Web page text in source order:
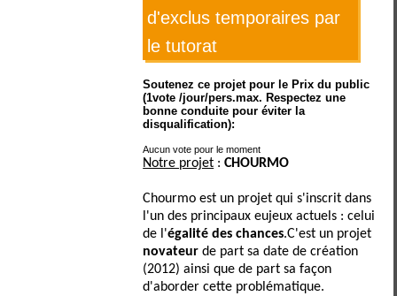
d'exclus temporaires par
le tutorat
Soutenez ce projet pour le Prix du public
(1vote /jour/pers.max. Respectez une
bonne conduite pour éviter la
disqualification):
Aucun vote pour le moment
Notre projet :CHOURMO
Chourmo est un projet qui s'inscrit dans
l'un des principaux eujeux actuels : celui
de l'égalité des chances.C'est un projet
novateur de part sa date de création
(2012) ainsi que de part sa façon
d'aborder cette problématique.